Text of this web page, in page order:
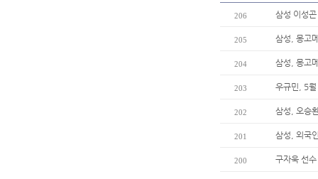
206 삼성 이성
205 삼성, 몽고
204 삼성, 몽고
203 우규민, 5
202 삼성, 오승
201 삼성, 외국
200 구자욱 선